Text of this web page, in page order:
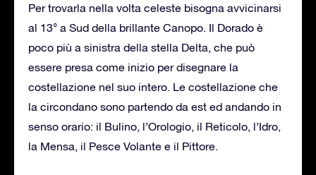
Per trovarla nella volta celeste bisogna avvicinarsi
al 13° a Sud della brillante Canopo. Il Dorado è
poco più a sinistra della stella Delta, che può
essere presa come inizio per disegnare la
costellazione nel suo intero. Le costellazione che
la circondano sono partendo da est ed andando in
senso orario: il Bulino, l’Orologio, il Reticolo, l’Idro,
la Mensa, il Pesce Volante e il Pittore.